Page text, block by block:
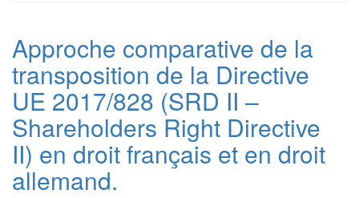
Approche comparative de la
transposition de la Directive
UE 2017/828 (SRD II –
Shareholders Right Directive
II) en droit français et en droit
allemand.